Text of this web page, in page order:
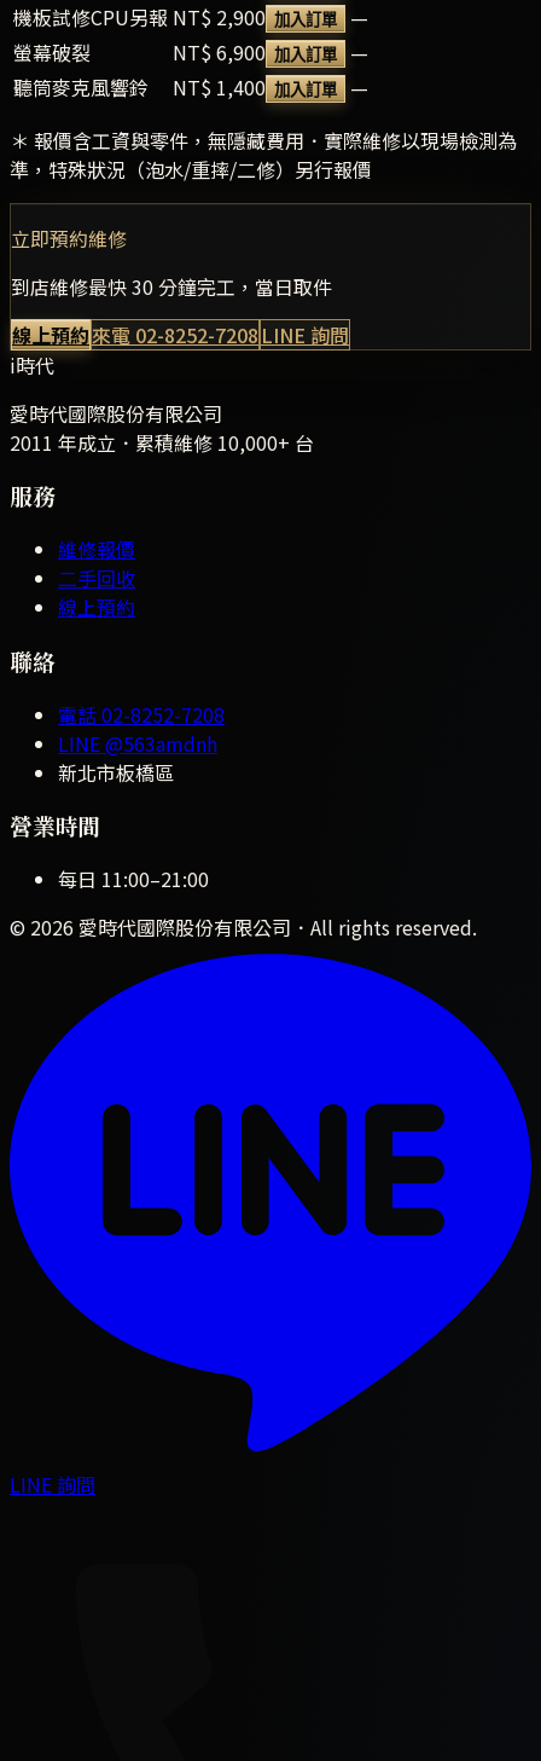
機板試修CPU另報 NT$ 2,900 加入訂單
—
螢幕破裂
NT$ 6,900 加入訂單
—
聽筒麥克風響鈴
NT$ 1,400 加入訂單
—
＊ 報價含工資與零件，無隱藏費用．實際維修以現場檢測為
準，特殊狀況（泡水/重摔/二修）另行報價
立即預約維修
到店維修最快 30 分鐘完工，當日取件
線上預約來電 02-8252-7208 LINE 詢問
i時代
愛時代國際股份有限公司
2011 年成立．累積維修 10,000+ 台
服務
維修報價
二手回收
線上預約
聯絡
電話02-8252-7208
LINE@563amdnh
新北市板橋區
營業時間
每日 11:00–21:00
© 2026 愛時代國際股份有限公司 ．All rights reserved.
LINE 詢問